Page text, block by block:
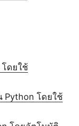
โดยใช้
Python โดยใช้